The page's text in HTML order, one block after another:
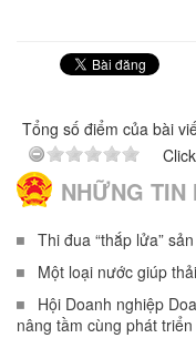
Tổng số điểm của bài
NHỮNG TIN
Thi đua “thắp lửa”
Một loại nước giúp
Hội Doanh nghiệp
nâng tầm cùng phát triển